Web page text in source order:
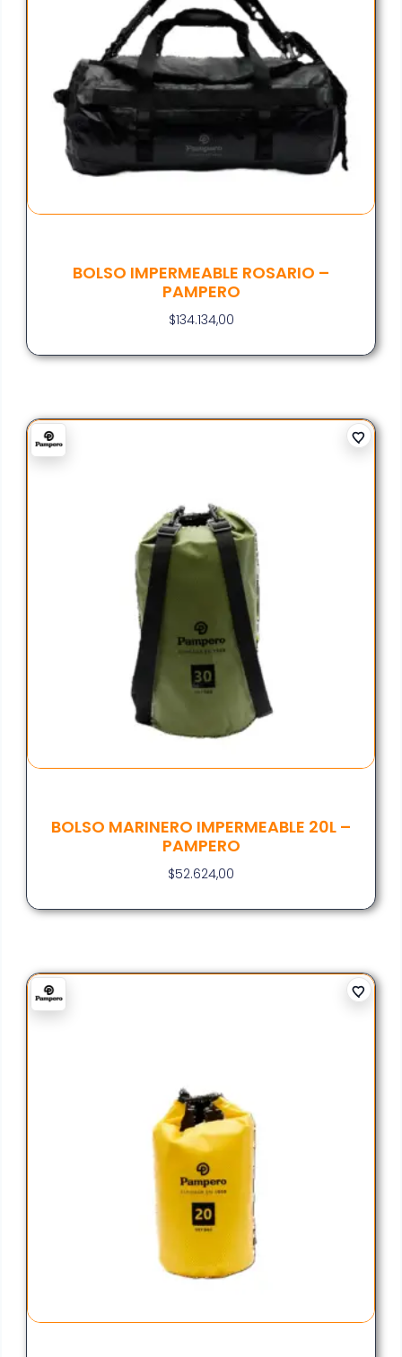
BOLSO IMPERMEABLE ROSARIO –
PAMPERO
$134.134,00
BOLSO MARINERO IMPERMEABLE 20L –
PAMPERO
$52.624,00